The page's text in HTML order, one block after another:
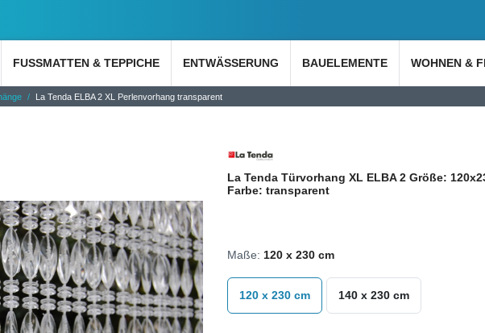
FUSSMATTEN & TEPPICHE ENTWÄSSERUNG BAUELEMENTE WOHNEN &
La Tenda ELBA 2 XL Perlenvorhang transparent
La Tenda Türvorhang XL ELBA 2 Größe:
Farbe: transparent
Maße: 120 x 230 cm
120 x 230 cm 140 x 230 cm